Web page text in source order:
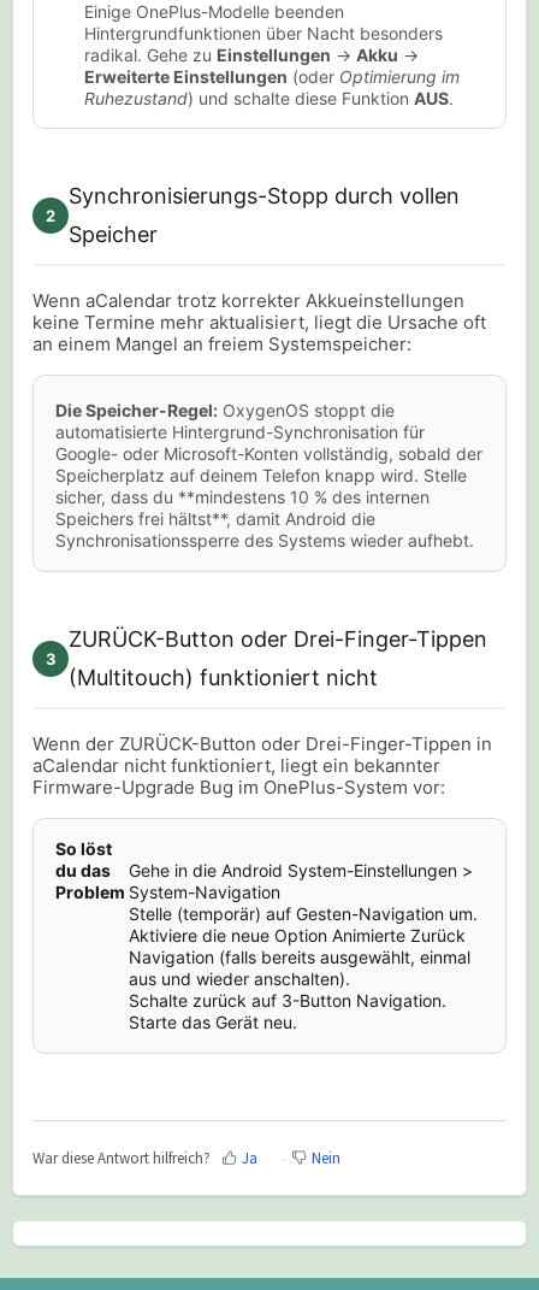
Einige OnePlus-Modelle beenden
Hintergrundfunktionen über Nacht besonders
radikal. Gehe zu Einstellungen → Akku →
Erweiterte Einstellungen (oder Optimierung im
Ruhezustand) und schalte diese Funktion AUS.
2
Synchronisierungs-Stopp durch vollen
Speicher
Wenn aCalendar trotz korrekter Akkueinstellungen
keine Termine mehr aktualisiert, liegt die Ursache oft
an einem Mangel an freiem Systemspeicher:
Die Speicher-Regel:OxygenOS stoppt die
automatisierte Hintergrund-Synchronisation für
Google- oder Microsoft-Konten vollständig, sobald der
Speicherplatz auf deinem Telefon knapp wird. Stelle
sicher, dass du **mindestens 10 % des internen
Speichers frei hältst**, damit Android die
Synchronisationssperre des Systems wieder aufhebt.
3
ZURÜCK-Button oder Drei-Finger-Tippen
(Multitouch) funktioniert nicht
Wenn der ZURÜCK-Button oder Drei-Finger-Tippen in
aCalendar nicht funktioniert, liegt ein bekannter
Firmware-Upgrade Bug im OnePlus-System vor:
So löst
du das
Problem
Gehe in die Android System-Einstellungen >
System-Navigation
Stelle (temporär) auf Gesten-Navigation um.
Aktiviere die neue Option Animierte Zurück
Navigation (falls bereits ausgewählt, einmal
aus und wieder anschalten).
Schalte zurück auf 3-Button Navigation.
Starte das Gerät neu.
War diese Antwort hilfreich? Ja Nein